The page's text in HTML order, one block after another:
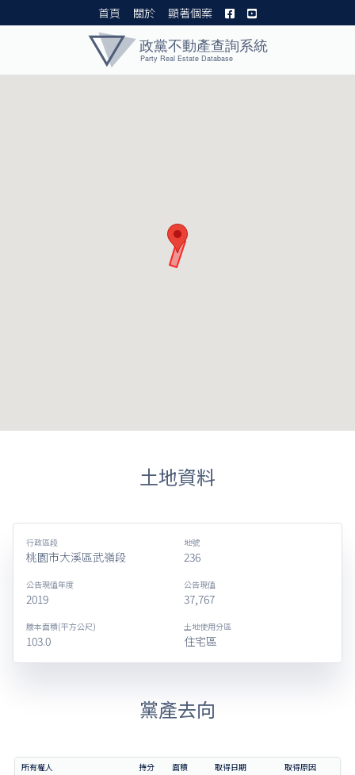
首頁 關於 顯著個案
土地資料
行政區段
桃園市大溪區武嶺段
地號
236
公告現值年度
2019
公告現值
37,767
謄本面積(平方公尺)
103.0
土地使用分區
住宅區
黨產去向